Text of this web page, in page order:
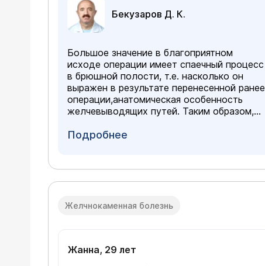
Бекузаров Д. К.
Большое значение в благоприятном
исходе операции имеет спаечный процесс
в брюшной полости, т.е. насколько он
выражен в результате перенесенной ранее
операции,анатомическая особенность
желчевыводящих путей. Таким образом,
только во время операции.
Подробнее
Желчнокаменная болезнь
Жанна, 29 лет